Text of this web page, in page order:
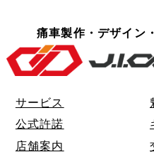
痛車製作・デザイン
サービス
公式許諾
店舗案内